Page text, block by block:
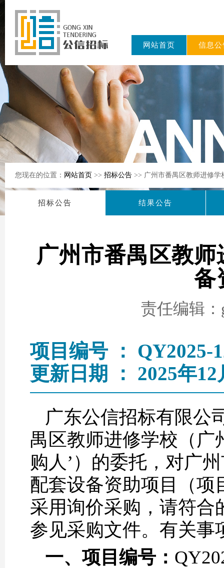
东公信招标
有限公司
网站首页 信息公
您现在的位置： 网站首页 >> 招标公告 >> 广州市番禺区教师进修
招标公告 结果公告
广州市番禺区教
备
责任编辑
项目编号 ： QY2025-
更新日期 ： 2025年12
广东公信招标有限公
禺区教师进修学校（广
购人’）的委托，对广
配套设备资助项目（项
采用询价采购，请符合
参见采购文件。有关事
一、 项目编号：